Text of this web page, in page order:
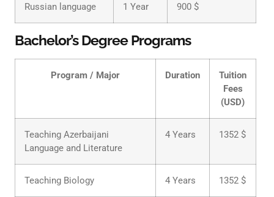
Russian language 1 Year 900 $
Bachelor’s Degree Programs
Program / Major Duration
Tuition
Fees
(USD)
Teaching Azerbaijani
Language and Literature
4 Years 1352 $
Teaching Biology 4 Years 1352 $